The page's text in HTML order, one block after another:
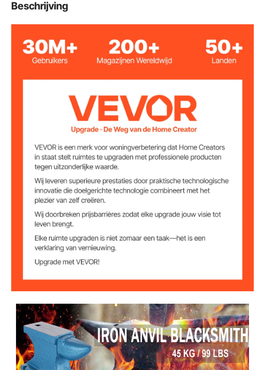
Materiaal
Ankerpunt 4
Werkoppervlak
9,9x5,5inch / 25,3X14cm
n (LxBxH)
44x21x20cm
Hoornlengte 7,4 inch / 18,8 cm
Gatmaat (LxB) 0,83x0,83 inch / 2,1x2,1 cm
Netto gewicht 99 lbs / 45 kg
Brutogewicht 101,4 lbs / 46 kg
Beschrijving